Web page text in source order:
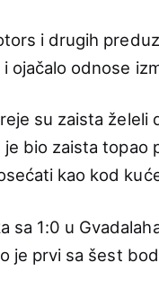
i drugih
ojačalo odnose
su zaista
bio zaista topao
kao kod
sa 1:0 u
je prvi sa šest